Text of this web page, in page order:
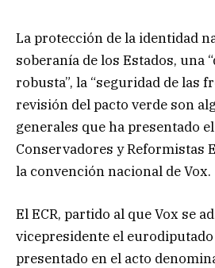
La protección de la identidad
soberanía de los Estados, una
robusta”, la “seguridad de las
revisión del pacto verde son
generales que ha presentado
Conservadores y Reformistas
la convención nacional de Vox.
El ECR, partido al que Vox se
vicepresidente el
presentado en el acto